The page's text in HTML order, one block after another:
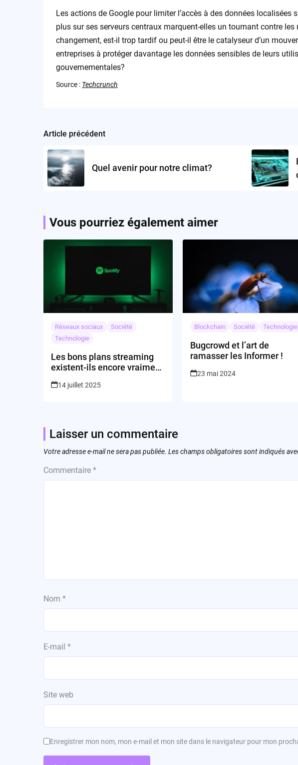
Les actions de Google pour limiter l’accès à des données localisées
plus sur ses serveurs centraux marquent-elles un tournant contre
changement, est-il trop tardif ou peut-il être le catalyseur d’un
entreprises à protéger davantage les données sensibles de leurs
gouvernementales?
Source : Techcrunch
Post
navigation
Article précédent
Quel avenir pour notre climat?
Vous pourriez également aimer
Réseaux sociaux
Société
Technologie
Les bons plans streaming
existent-ils encore vraiment
14 juillet 2025
Blockchain Société Technologie
Bugcrowd et l’art de
ramasser les Informer !
23 mai 2024
Laisser un commentaire
Votre adresse e-mail ne sera pas publiée. Les champs obligatoires sont indiqués
Commentaire *
Nom *
E-mail *
Site web
Enregistrer mon nom, mon e-mail et mon site dans le navigateur pour mon